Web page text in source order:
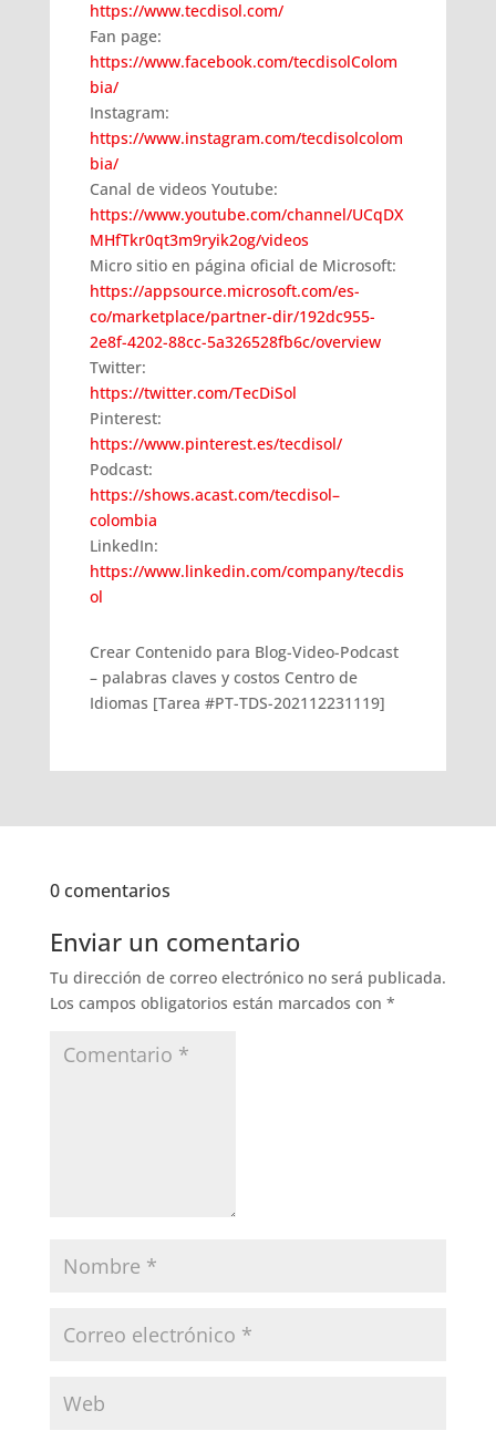
https://www.tecdisol.com/
Fan page:
https://www.facebook.com/tecdisolColom
bia/
Instagram:
https://www.instagram.com/tecdisolcolom
bia/
Canal de videos Youtube:
https://www.youtube.com/channel/UCqDX
MHfTkr0qt3m9ryik2og/videos
Micro sitio en página oficial de Microsoft:
https://appsource.microsoft.com/es-
co/marketplace/partner-dir/192dc955-
2e8f-4202-88cc-5a326528fb6c/overview
Twitter:
https://twitter.com/TecDiSol
Pinterest:
https://www.pinterest.es/tecdisol/
Podcast:
https://shows.acast.com/tecdisol–
colombia
LinkedIn:
https://www.linkedin.com/company/tecdis
ol
Crear Contenido para Blog-Video-Podcast
– palabras claves y costos Centro de
Idiomas [Tarea #PT-TDS-202112231119]
0 comentarios
Enviar un comentario
Tu dirección de correo electrónico no será publicada.
Los campos obligatorios están marcados con *